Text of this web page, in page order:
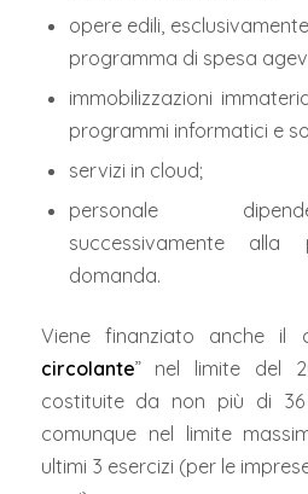
opere edili,
programma di spesa
immobilizzazioni
programmi informatici e
servizi in cloud;
personale
successivamente alla
domanda.
Viene finanziato anche il
circolante” nel limite del
costituite da non più di
comunque nel limite
ultimi 3 esercizi (per le